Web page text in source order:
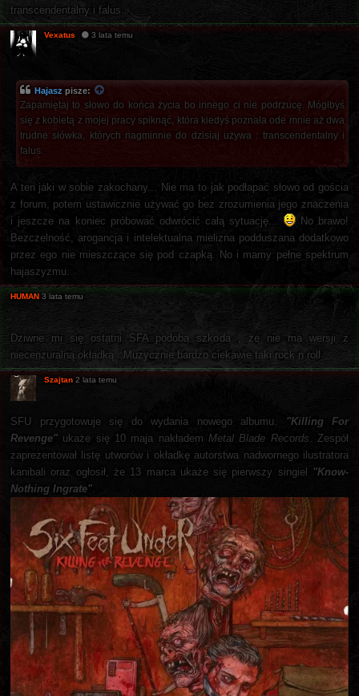
transcendentalny i falus.
Vexatus 3 lata temu
Hajasz pisze:
Zapamiętaj to słowo do końca życia bo innego ci nie podrzucę. Mógłbyś
się z kobietą z mojej pracy spiknąć, która kiedyś poznała ode mnie aż dwa
trudne słówka, których nagminnie do dzisiaj używa : transcendentalny i
falus.
A ten jaki w sobie zakochany... Nie ma to jak podłapać słowo od gościa
z forum, potem ustawicznie używać go bez zrozumienia jego znaczenia
i jeszcze na koniec próbować odwrócić całą sytuację...
No brawo!
Bezczelność, arogancja i intelektualna mielizna podduszana dodatkowo
przez ego nie mieszczące się pod czapką. No i mamy pełne spektrum
hajaszyzmu.
HUMAN 3 lata temu
Dziwne mi się ostatni SFA podoba szkoda , że nie ma wersji z
niecenzuralną okładką . Muzycznie bardzo ciekawie taki rock n roll .
Szajtan 2 lata temu
SFU przygotowuje się do wydania nowego albumu. "Killing For
Revenge" ukaże się 10 maja nakładem Metal Blade Records. Zespół
zaprezentował listę utworów i okładkę autorstwa nadwornego ilustratora
kanibali oraz ogłosił, że 13 marca ukaże się pierwszy singiel "Know-
Nothing Ingrate".